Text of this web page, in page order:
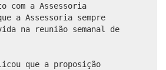
com a Assessoria
a Assessoria sempre
na reunião semanal de
que a proposição